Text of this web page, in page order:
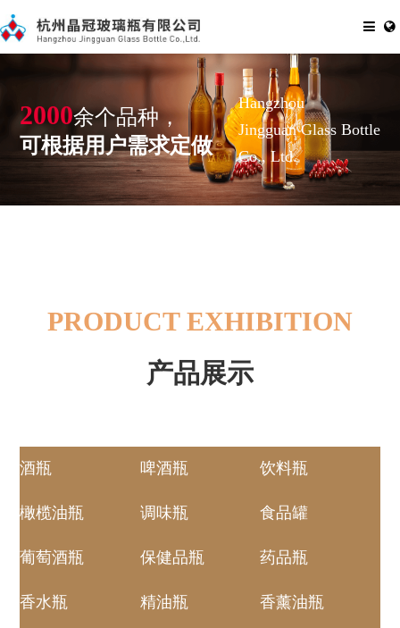
2000余个品种，
可根据用户需求定做
Hangzhou
Jingguan Glass Bottle
Co., Ltd.
PRODUCT EXHIBITION
产品展示
酒瓶 啤酒瓶 饮料瓶
橄榄油瓶 调味瓶 食品罐
葡萄酒瓶 保健品瓶 药品瓶
香水瓶 精油瓶 香薰油瓶